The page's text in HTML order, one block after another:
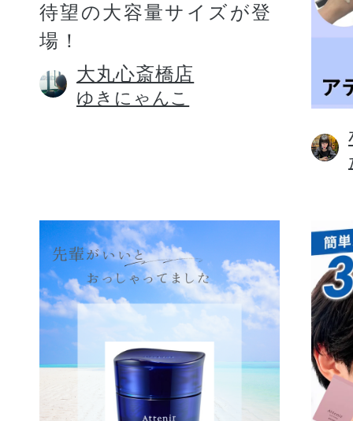
待望の大容量サイズが登
場！
大丸心斎橋店
ゆきにゃんこ